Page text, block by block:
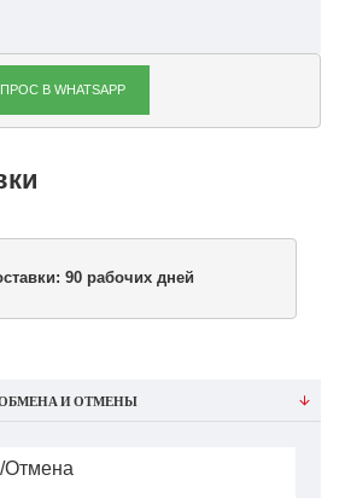
В WHATSAPP
90 рабочих дней
И ОТМЕНЫ
Отмена